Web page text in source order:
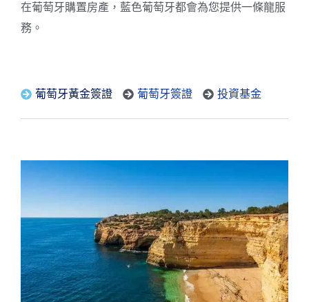
在葡萄牙購置房產，藍色葡萄牙都會為您提供一條龍服
務。
葡萄牙黃金簽證 葡萄牙簽證 投資基金